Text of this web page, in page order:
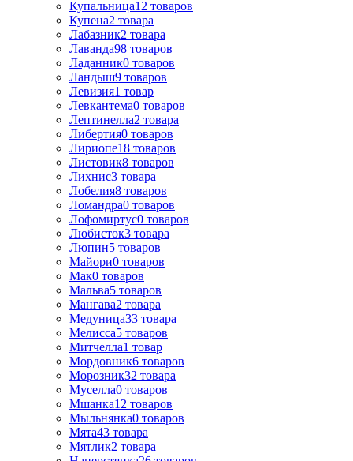
Купальница12 товаров
Купена2 товара
Лабазник2 товара
Лаванда98 товаров
Ладанник0 товаров
Ландыш9 товаров
Левизия1 товар
Левкантема0 товаров
Лептинелла2 товара
Либертия0 товаров
Лириопе18 товаров
Листовик8 товаров
Лихнис3 товара
Лобелия8 товаров
Ломандра0 товаров
Лофомиртус0 товаров
Любисток3 товара
Люпин5 товаров
Майори0 товаров
Мак0 товаров
Мальва5 товаров
Мангава2 товара
Медуница33 товара
Мелисса5 товаров
Митчелла1 товар
Мордовник6 товаров
Морозник32 товара
Муселла0 товаров
Мшанка12 товаров
Мыльнянка0 товаров
Мята43 товара
Мятлик2 товара